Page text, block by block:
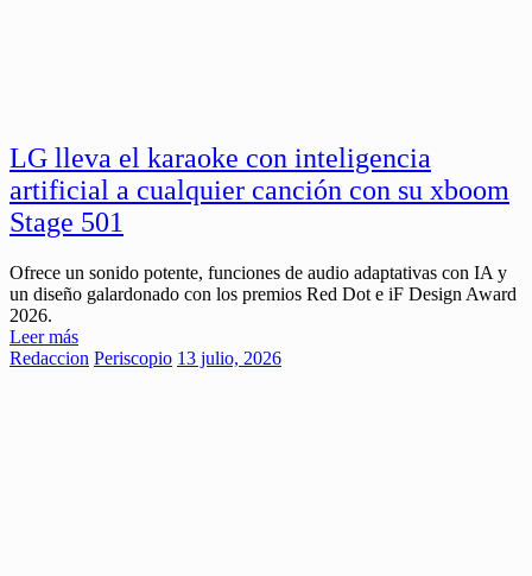
LG lleva el karaoke con inteligencia
artificial a cualquier canción con su xboom
Stage 501
Ofrece un sonido potente, funciones de audio adaptativas con IA y
un diseño galardonado con los premios Red Dot e iF Design Award
2026.
Leer más
Redaccion Periscopio 13 julio, 2026